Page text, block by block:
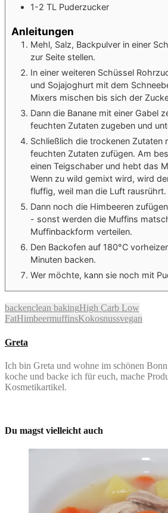
1-2 TL Puderzucker
Anleitungen
Mehl, Salz, Backpulver in einer
zur Seite stellen.
In einer weiteren Schüssel
und Sojajoghurt mit dem
Mixers mischen bis sich der
Dann die Banane mit einer Gabel
feuchten Zutaten zugeben und
Schließlich die trockenen Zutaten
feuchten Zutaten zufügen. Am
einen Teigschaber und hebt das
Wenn zu wild gemixt wird, wird
fluffig, weil man die Luft rausrührt.
Dann noch die Himbeeren
- sonst werden die Muffins
Muffinbackform verteilen.
Den Backofen auf 180°C
Minuten backen.
Wer möchte, kann sie noch mit
backenclean bakingHigh Carb Low
FatHimbeermuffinsKokosnussvegan
Greta
Ich bin Greta und wohne im schönen
koche und backe ich für euch, mache
Kosmetikartikel.
Du magst vielleicht auch